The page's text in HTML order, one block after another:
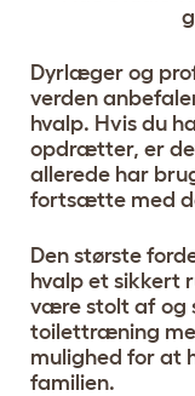
Dyrlæger og
verden
hvalp. Hvis du
opdrætter, er
allerede har
fortsætte med
Den største
hvalp et sikkert
være stolt af og
toilettræning
mulighed for at
familien.